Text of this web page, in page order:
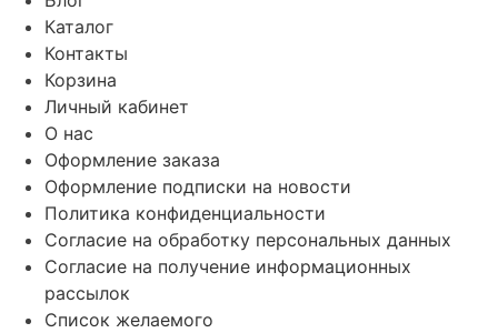
Каталог
Контакты
Корзина
Личный кабинет
О нас
Оформление заказа
Оформление подписки на новости
Политика конфиденциальности
Согласие на обработку персональных данных
Согласие на получение информационных
рассылок
Список желаемого